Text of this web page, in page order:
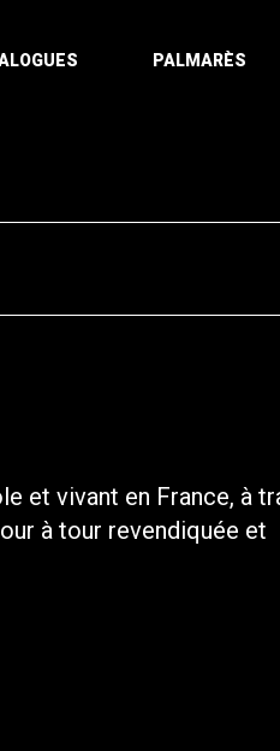
PALMARÈS
et vivant en France, à
à tour revendiquée et